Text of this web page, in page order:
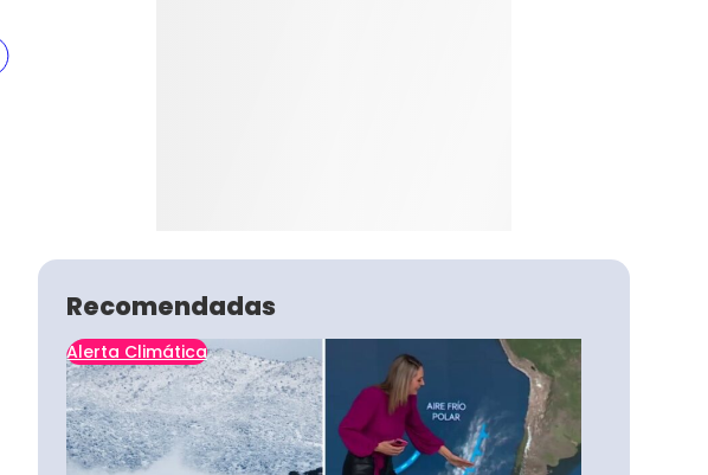
Recomendadas
Alerta Climática